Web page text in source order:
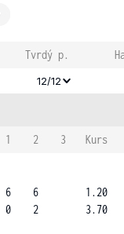
Tvrdý p.
12/12
1 2 3
Kurs
6
0
6
2
1.20
3.70